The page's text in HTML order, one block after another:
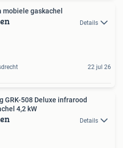
mobiele gaskachel
Details
22 jul 26
GRK-508 Deluxe infrarood
4,2 kW
Details